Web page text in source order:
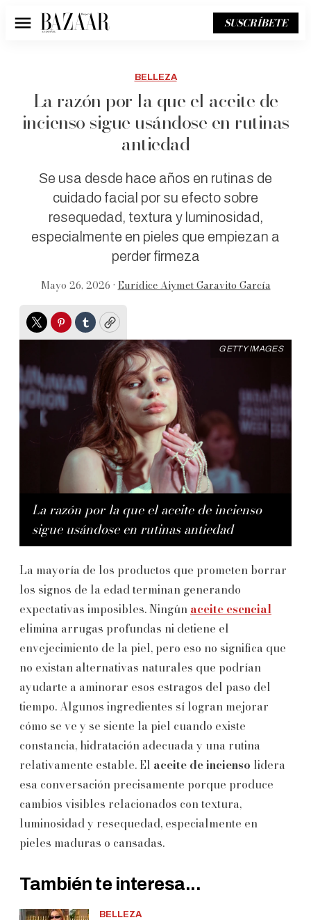
Menú SUSCRÍBETE
BELLEZA
La razón por la que el aceite de
incienso sigue usándose en rutinas
antiedad
Se usa desde hace años en rutinas de
cuidado facial por su efecto sobre
resequedad, textura y luminosidad,
especialmente en pieles que empiezan a
perder firmeza
Mayo 26, 2026 • Eurídice Aiymet Garavito García
TwitterPinterest
TumblrCopy
La razón por la que el aceite de incienso
sigue usándose en rutinas antiedad
GETTY IMAGES
La mayoría de los productos que prometen borrar
los signos de la edad terminan generando
expectativas imposibles. Ningún aceite esencial
elimina arrugas profundas ni detiene el
envejecimiento de la piel, pero eso no significa que
no existan alternativas naturales que podrían
ayudarte a aminorar esos estragos del paso del
tiempo. Algunos ingredientes sí logran mejorar
cómo se ve y se siente la piel cuando existe
constancia, hidratación adecuada y una rutina
relativamente estable. El aceite de incienso lidera
esa conversación precisamente porque produce
cambios visibles relacionados con textura,
luminosidad y resequedad, especialmente en
pieles maduras o cansadas.
También te interesa...
BELLEZA